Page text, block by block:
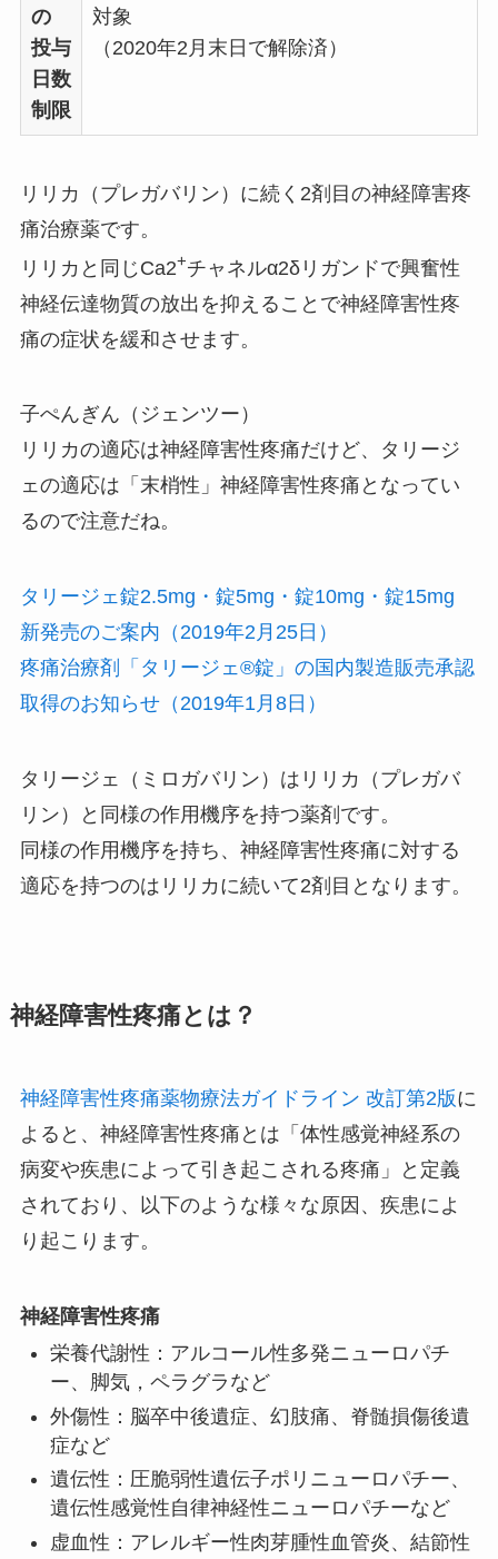
の
投与
日数
制限
対象
（2020年2月末日で解除済）
リリカ（プレガバリン）に続く2剤目の神経障害疼
痛治療薬です。
リリカと同じCa2+チャネルα2δリガンドで興奮性
神経伝達物質の放出を抑えることで神経障害性疼
痛の症状を緩和させます。
子ぺんぎん（ジェンツー）
リリカの適応は神経障害性疼痛だけど、タリージ
ェの適応は「末梢性」神経障害性疼痛となってい
るので注意だね。
タリージェ錠2.5mg・錠5mg・錠10mg・錠15mg
新発売のご案内（2019年2月25日）
疼痛治療剤「タリージェ®錠」の国内製造販売承認
取得のお知らせ（2019年1月8日）
タリージェ（ミロガバリン）はリリカ（プレガバ
リン）と同様の作用機序を持つ薬剤です。
同様の作用機序を持ち、神経障害性疼痛に対する
適応を持つのはリリカに続いて2剤目となります。
神経障害性疼痛とは？
神経障害性疼痛薬物療法ガイドライン 改訂第2版に
よると、神経障害性疼痛とは「体性感覚神経系の
病変や疾患によって引き起こされる疼痛」と定義
されており、以下のような様々な原因、疾患によ
り起こります。
神経障害性疼痛
栄養代謝性：アルコール性多発ニューロパチ
ー、脚気，ペラグラなど
外傷性：脳卒中後遺症、幻肢痛、脊髄損傷後遺
症など
遺伝性：圧脆弱性遺伝子ポリニューロパチー、
遺伝性感覚性自律神経性ニューロパチーなど
虚血性：アレルギー性肉芽腫性血管炎、結節性